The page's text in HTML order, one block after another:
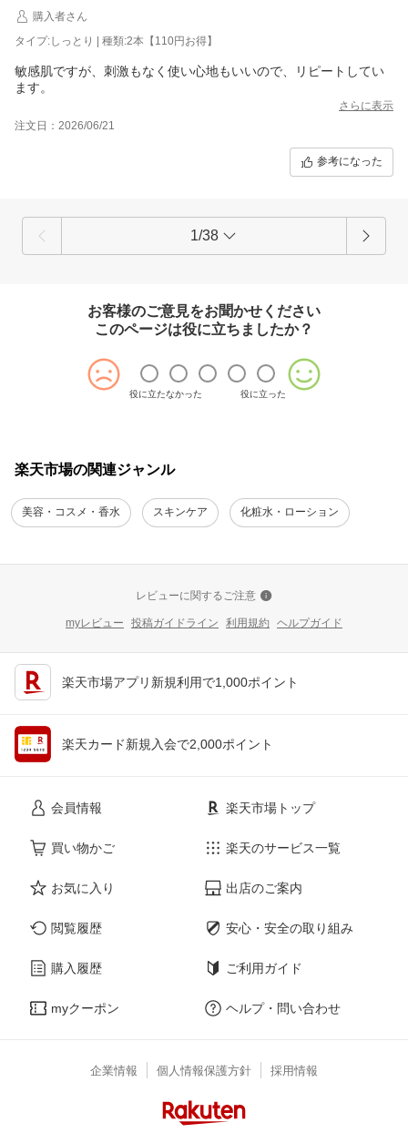
購入者さん
タイプ:しっとり | 種類:2本【110円お得】
敏感肌ですが、刺激もなく使い心地もいいので、リピートしてい
さらに表示
注文日：2026/06/21
参考になった
1/38
お客様のご意見をお聞かせください
このページは役に立ちましたか？
役に立たなかった 役に立った
楽天市場の関連ジャンル
美容・コスメ・香水 スキンケア 化粧水・ローション
レビューに関するご注意
myレビュー 投稿ガイドライン 利用規約 ヘルプガイド
楽天市場アプリ新規利用で1,000ポイント
楽天カード新規入会で2,000ポイント
会員情報
買い物かご
お気に入り
閲覧履歴
購入履歴
myクーポン
楽天市場トップ
楽天のサービス一覧
出店のご案内
安心・安全の取り組み
ご利用ガイド
ヘルプ・問い合わせ
企業情報 個人情報保護方針 採用情報